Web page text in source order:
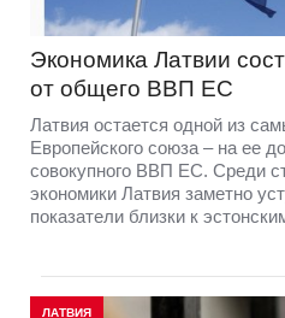
Экономика Латвии
от общего ВВП ЕС
Латвия остается одной из
Европейского союза – на ее
совокупного ВВП ЕС. Среди
экономики Латвия заметно
показатели близки к
ЛАТВИЯ